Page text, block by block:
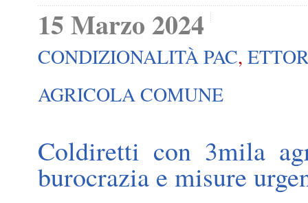
15 Marzo 2024
CONDIZIONALITÀ PAC,
AGRICOLA COMUNE
Coldiretti con 3mila
burocrazia e misure